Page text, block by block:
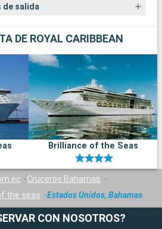
de salida
DE ROYAL CARIBBEAN
Brilliance of the Seas
Cruceros Bahamas
the seas Estados Unidos, Bahamas
CON NOSOTROS?